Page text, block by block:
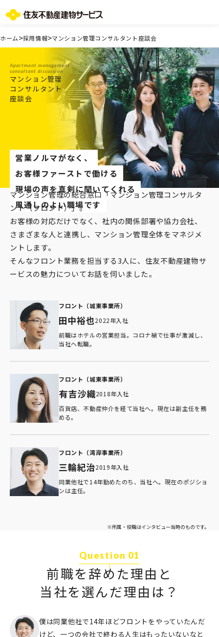
ご所有・お住まいの皆様
会社情報
採用情報
住友不動産グループのサービス
不動産仲介会社様
ST-マンション管理WEBサービス
よくあるご質問
お問い合わせ総合窓口
ニュースリリース/お知らせ一覧
サイトマップ
プライバシーポリシー
情報セキュリティ基本方針
一般事業主行動計画
パートナーシップ構築宣言
マルチステークホルダー方針
カスタマーハラスメントに対する基本方針
ホーム>採用情報>マンション管理コンサルタント座談会
Apartment management
consultant discussion
マンション管理
コンサルタント
座談会
営業ノルマがなく、
お客様ファーストで働ける
現場の声を真剣に聞いてくれる
風通しのよい職場です
マンション管理の総合窓口「マンション管理コンサルタ
ント（フロント）」。
お客様の対応だけでなく、社内の関係部署や協力会社、
さまざまな人と連携し、マンション管理全体をマネジメ
ントします。
そんなフロント業務を担当する3人に、住友不動産建物サ
ービスの魅力についてお話を伺いました。
フロント（城東事業所）
2022年入社
前職はホテルの営業担当。コロナ禍で仕事が激減し、
当社へ転職。
フロント（城東事業所）
2018年入社
百貨店、不動産仲介を経て当社へ。現在は副主任を務
める。
フロント（湾岸事業所）
2019年入社
同業他社で14年勤めたのち、当社へ。現在のポジショ
ンは主任。
※所属・役職はインタビュー当時のものです。
Question 01
前職を辞めた理由と
当社を選んだ理由は？
僕は同業他社で14年ほどフロントをやっていたんだ
けど、一つの会社で終わる⼈⽣はもったいないなと